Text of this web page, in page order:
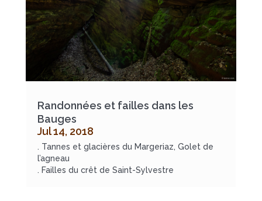
Randonnées et failles dans les
Bauges
Jul 14, 2018
. Tannes et glacières du Margeriaz, Golet de
l’agneau
. Failles du crêt de Saint-Sylvestre